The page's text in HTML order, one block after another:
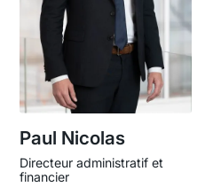
Paul Nicolas
Directeur administratif et
financier